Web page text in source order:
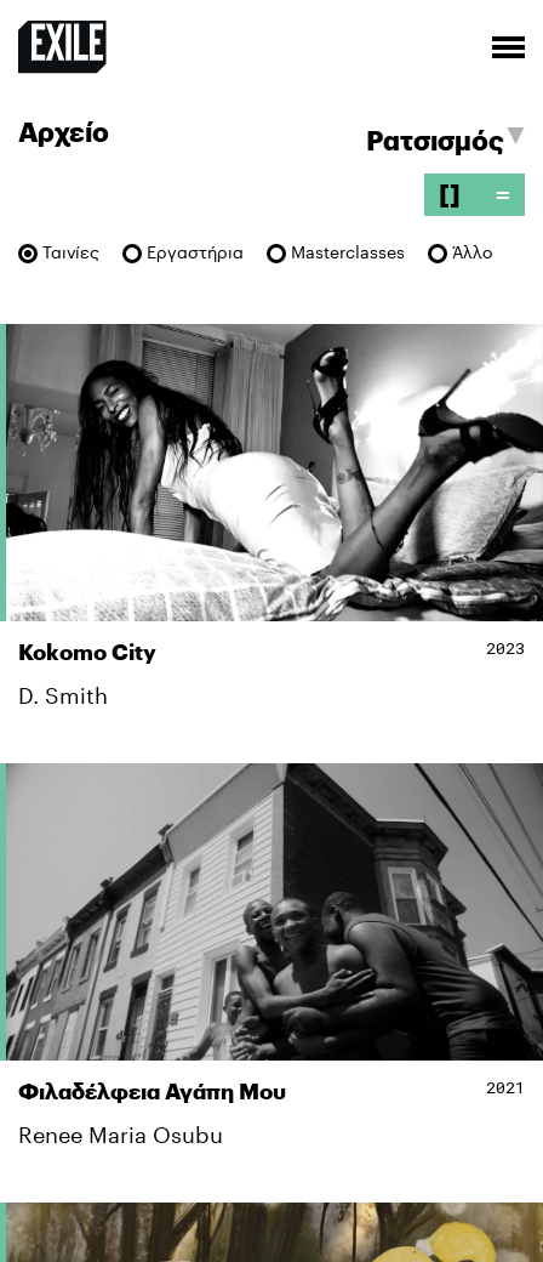
Αρχείο
[] =
Ταινίες Εργαστήρια Masterclasses Άλλο
Kokomo City 2023
D. Smith
Φιλαδέλφεια Αγάπη Μου 2021
Renee Maria Osubu